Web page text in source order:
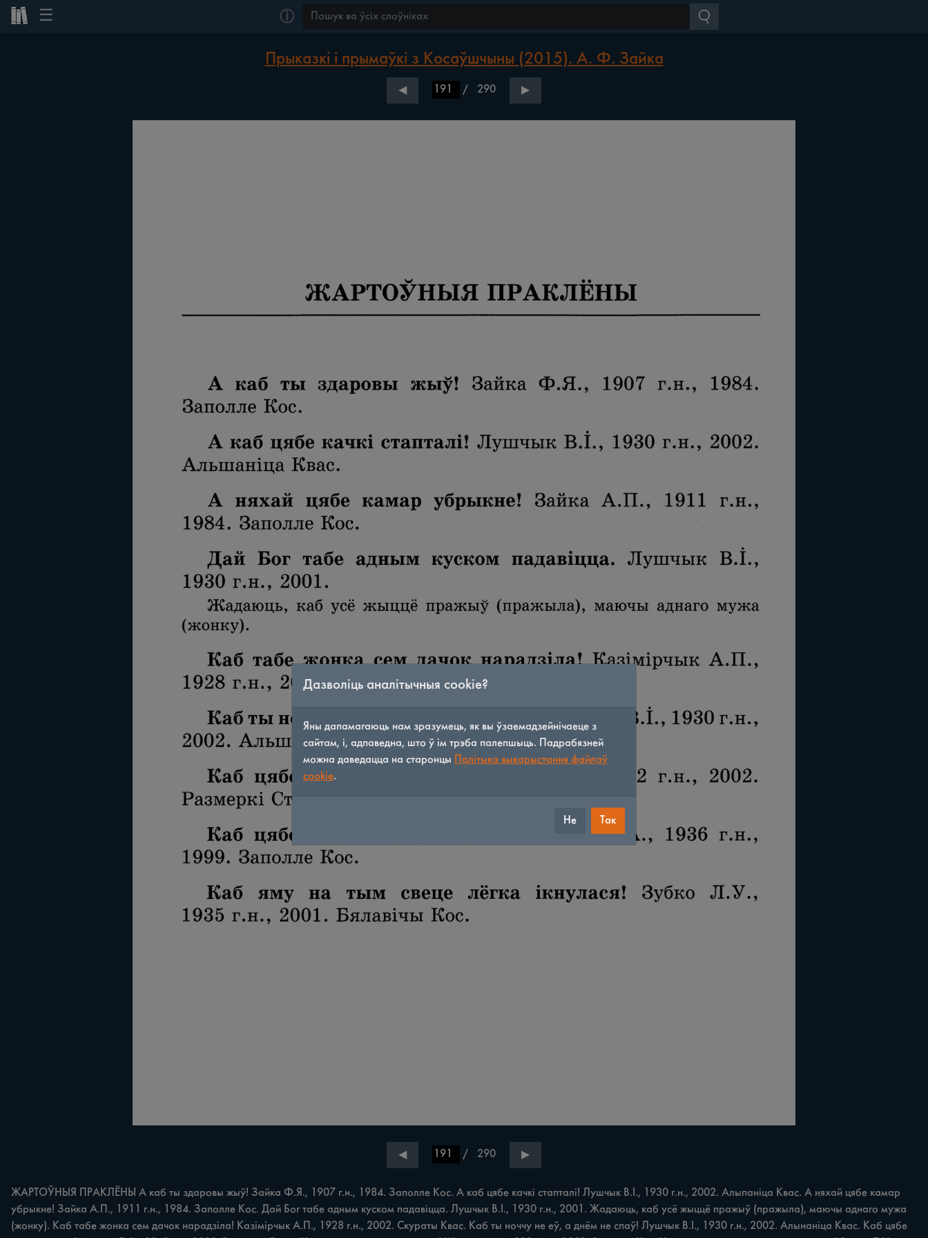
☰ ⓘ
Прыказкі і прымаўкі з Косаўшчыны (2015). А. Ф. Зайка
◀ / 290 ▶
◀ / 290 ▶
ЖАРТОЎНЫЯ ПРАКЛЁНЫ А каб ты здаровы жыў! Зайка Ф.Я., 1907 г.н., 1984. Заполле Кос. А каб цябе качкі стапталі! Лушчык В.І., 1930 г.н., 2002. Алыпаніца Квас. А няхай цябе камар
убрыкне! Зайка А.П., 1911 г.н., 1984. Заполле Кос. Дай Бог табе адным куском падавіцца. Лушчык В.І., 1930 г.н., 2001. Жадаюць, каб усё жыццё пражыў (пражыла), маючы аднаго мужа
(жонку). Каб табе жонка сем дачок нарадзіла! Казімірчык А.П., 1928 г.н., 2002. Скураты Квас. Каб ты ноччу не еў, а днём не спаў! Лушчык B.I., 1930 г.н., 2002. Алынаніца Квас. Каб цябе
Дазволіць аналітычныя cookie?
Яны дапамагаюць нам зразумець, як вы ўзаемадзейнічаеце з
сайтам, і, адпаведна, што ў ім трэба палепшыць. Падрабязней
можна даведацца на старонцы Палітыка выкарыстання файлаў
cookie.
Не Так